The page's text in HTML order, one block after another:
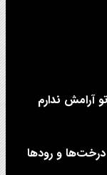
آرامش ندارم
درخت‌ها و رودها